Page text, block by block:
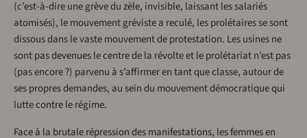
(c’est-à-dire une grève du zèle, invisible, laissant les salariés
atomisés), le mouvement gréviste a reculé, les prolétaires se sont
dissous dans le vaste mouvement de protestation. Les usines ne
sont pas devenues le centre de la révolte et le prolétariat n’est pas
(pas encore ?) parvenu à s’affirmer en tant que classe, autour de
ses propres demandes, au sein du mouvement démocratique qui
lutte contre le régime.
Face à la brutale répression des manifestations, les femmes en